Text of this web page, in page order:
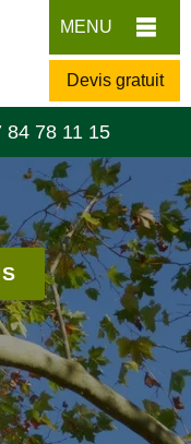
MENU
Devis gratuit
84 78 11 15